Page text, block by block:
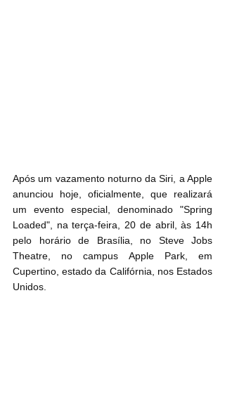
Após um vazamento noturno da Siri, a Apple
anunciou hoje, oficialmente, que realizará
um evento especial, denominado "Spring
Loaded", na terça-feira, 20 de abril, às 14h
pelo horário de Brasília, no Steve Jobs
Theatre, no campus Apple Park, em
Cupertino, estado da Califórnia, nos Estados
Unidos.